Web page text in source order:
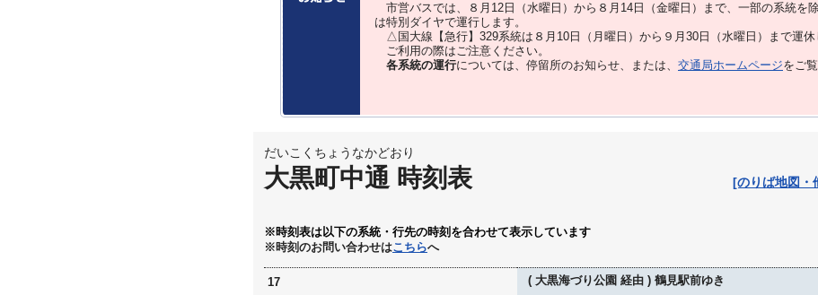
市営バスでは、８⽉12⽇（水曜日）から８⽉14⽇（金曜日）まで、⼀部の系統を
は特別ダイヤで運⾏します。
△国大線【急行】329系統は８月10日（月曜日）から９月30日（水曜日）まで運休
ご利用の際はご注意ください。
各系統の運行については、停留所のお知らせ、または、 交通局ホームページをご
だいこくちょうなかどおり
大黒町中通 時刻表 [のりば地図・
※時刻表は以下の系統・行先の時刻を合わせて表示しています
※時刻のお問い合わせはこちらへ
17 ( 大黒海づり公園 経由 ) 鶴見駅前ゆき